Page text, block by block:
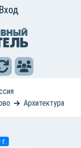
Вход
Архитектура